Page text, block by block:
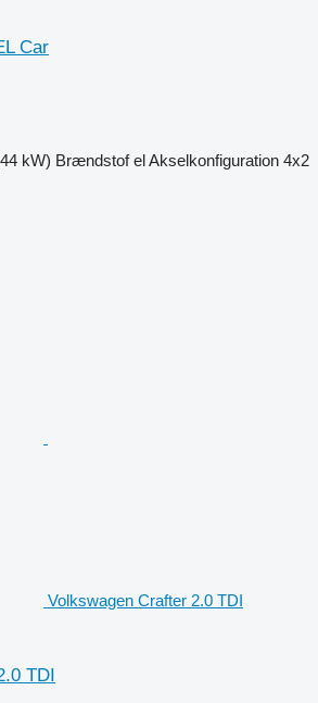
Car
kW) Brændstof elAkselkonfiguration 4x2
Volkswagen Crafter 2.0 TDI
TDI